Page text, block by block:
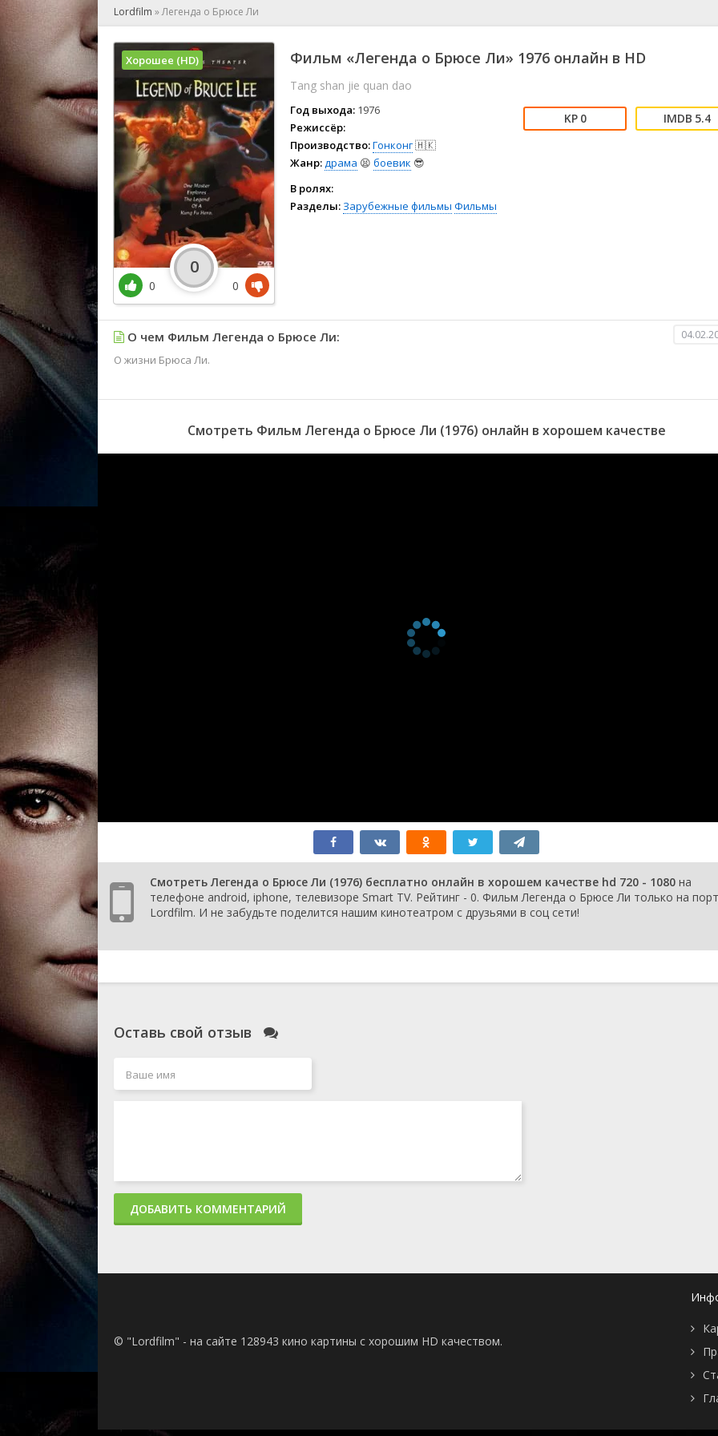
🕺 Мюзикл
👨‍💼 Новости
🎒 Приключения
👨‍💻 Реальное тв
🎤 Ток-шоу
😱 Ужасы
🧙‍♀️ Фантастика
🤠 Фильм-нуар
🧝‍♂️ Фэнтези
🏅 Церемония
Lordfilm »Легенда о Брюсе Ли
Фильм «Легенда о Брюсе Ли» 1976 онлайн в HD
Tang shan jie quan dao
Год выхода: 1976
Режиссёр:
Производство:Гонконг🇭🇰
Жанр:драма 😫 боевик 😎
0 5.4
В ролях:
Разделы: Зарубежные фильмы Фильмы
Хорошее (HD)
0
0
0
О чем Фильм Легенда о Брюсе Ли:
О жизни Брюса Ли.
Смотреть Фильм Легенда о Брюсе Ли (1976) онлайн в хорошем качестве
Смотреть Легенда о Брюсе Ли (1976) бесплатно онлайн в хорошем качестве hd 720 - 1080 на
телефоне android, iphone, телевизоре Smart TV. Рейтинг - 0. Фильм Легенда о Брюсе Ли только на
Lordfilm. И не забудьте поделится нашим кинотеатром с друзьями в соц сети!
Оставь свой отзыв
ДОБАВИТЬ КОММЕНТАРИЙ
© "Lordfilm" - на сайте 128943 кино картины с хорошим HD качеством.